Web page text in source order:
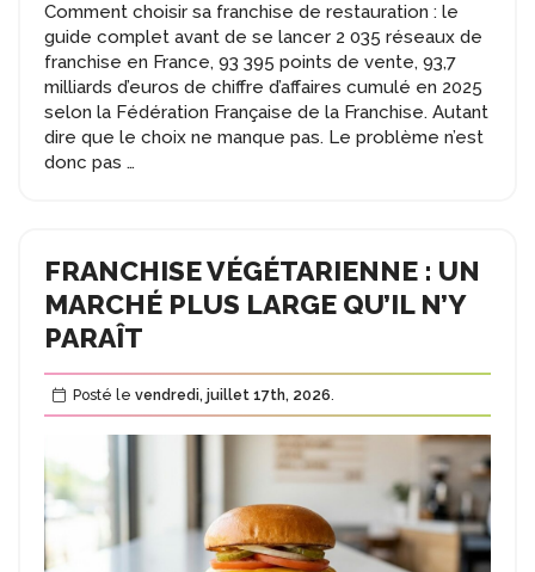
Comment choisir sa franchise de restauration : le
guide complet avant de se lancer 2 035 réseaux de
franchise en France, 93 395 points de vente, 93,7
milliards d’euros de chiffre d’affaires cumulé en 2025
selon la Fédération Française de la Franchise. Autant
dire que le choix ne manque pas. Le problème n’est
donc pas …
franchise
de
restauration
FRANCHISE VÉGÉTARIENNE : UN
MARCHÉ PLUS LARGE QU’IL N’Y
PARAÎT
Posté le vendredi, juillet 17th, 2026.